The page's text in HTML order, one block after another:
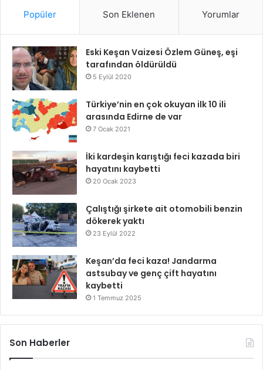
Popüler Son Eklenen Yorumlar
Eski Keşan Vaizesi Özlem Güneş, eşi
tarafından öldürüldü
5 Eylül 2020
Türkiye’nin en çok okuyan ilk 10 ili
arasında Edirne de var
7 Ocak 2021
İki kardeşin karıştığı feci kazada biri
hayatını kaybetti
20 Ocak 2023
Çalıştığı şirkete ait otomobili benzin
dökerek yaktı
23 Eylül 2022
Keşan’da feci kaza! Jandarma
astsubay ve genç çift hayatını
kaybetti
1 Temmuz 2025
Son Haberler